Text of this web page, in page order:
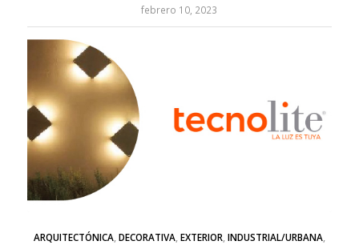
febrero 10, 2023
ARQUITECTÓNICA, DECORATIVA, EXTERIOR INDUSTRIAL/URBANA,